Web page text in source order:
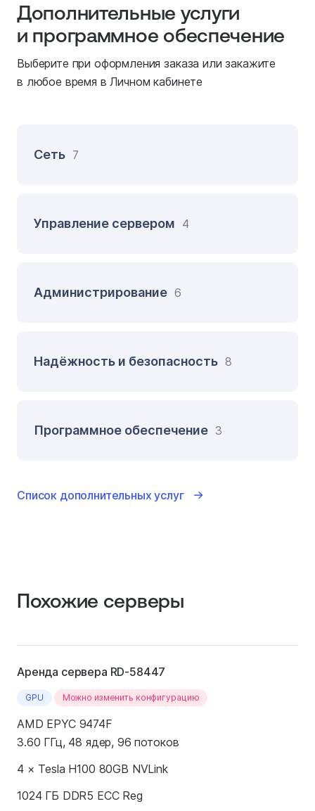
Дополнительные услуги
и программное обеспечение
Выберите при оформления заказа или закажите
в любое время в Личном кабинете
Сеть 7
Управление сервером 4
Администрирование 6
Надёжность и безопасность 8
Программное обеспечение 3
Список дополнительных услуг
Похожие серверы
Аренда сервера RD-58447
GPU Можно изменить конфигурацию
AMD EPYC 9474F
3.60 ГГц, 48 ядер, 96 потоков
4 × Tesla H100 80GB NVLink
1024 ГБ DDR5 ECC Reg